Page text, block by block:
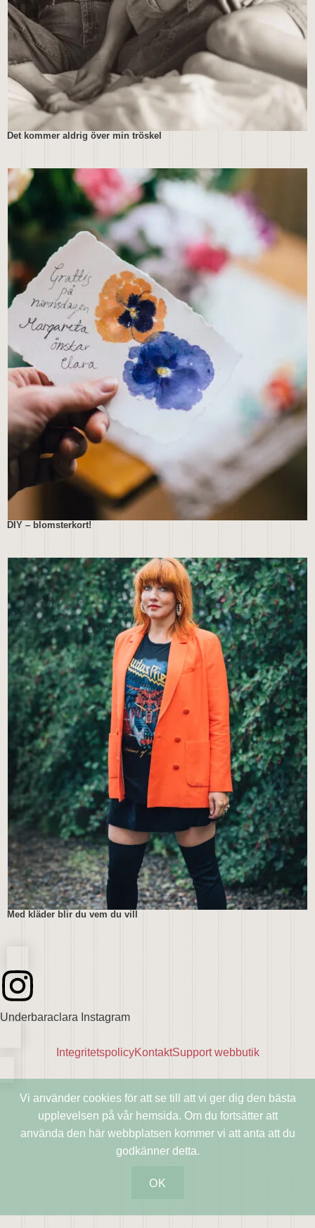
Det kommer aldrig över min tröskel
DIY – blomsterkort!
Med kläder blir du vem du vill
Underbaraclara Instagram
IntegritetspolicyKontaktSupport webbutik
Vi använder cookies för att se till att vi ger dig den bästa
upplevelsen på vår hemsida. Om du fortsätter att
använda den här webbplatsen kommer vi att anta att du
godkänner detta.
OK